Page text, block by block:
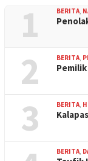
1 BERITA
2 BERITA
3 BERITA
BERITA